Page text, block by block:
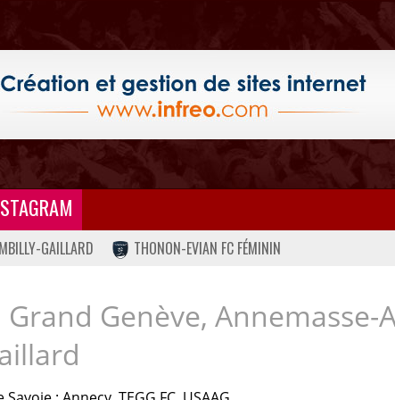
GAILLARD THONON-EVIAN FC FÉMININ
Genève, Annemasse-